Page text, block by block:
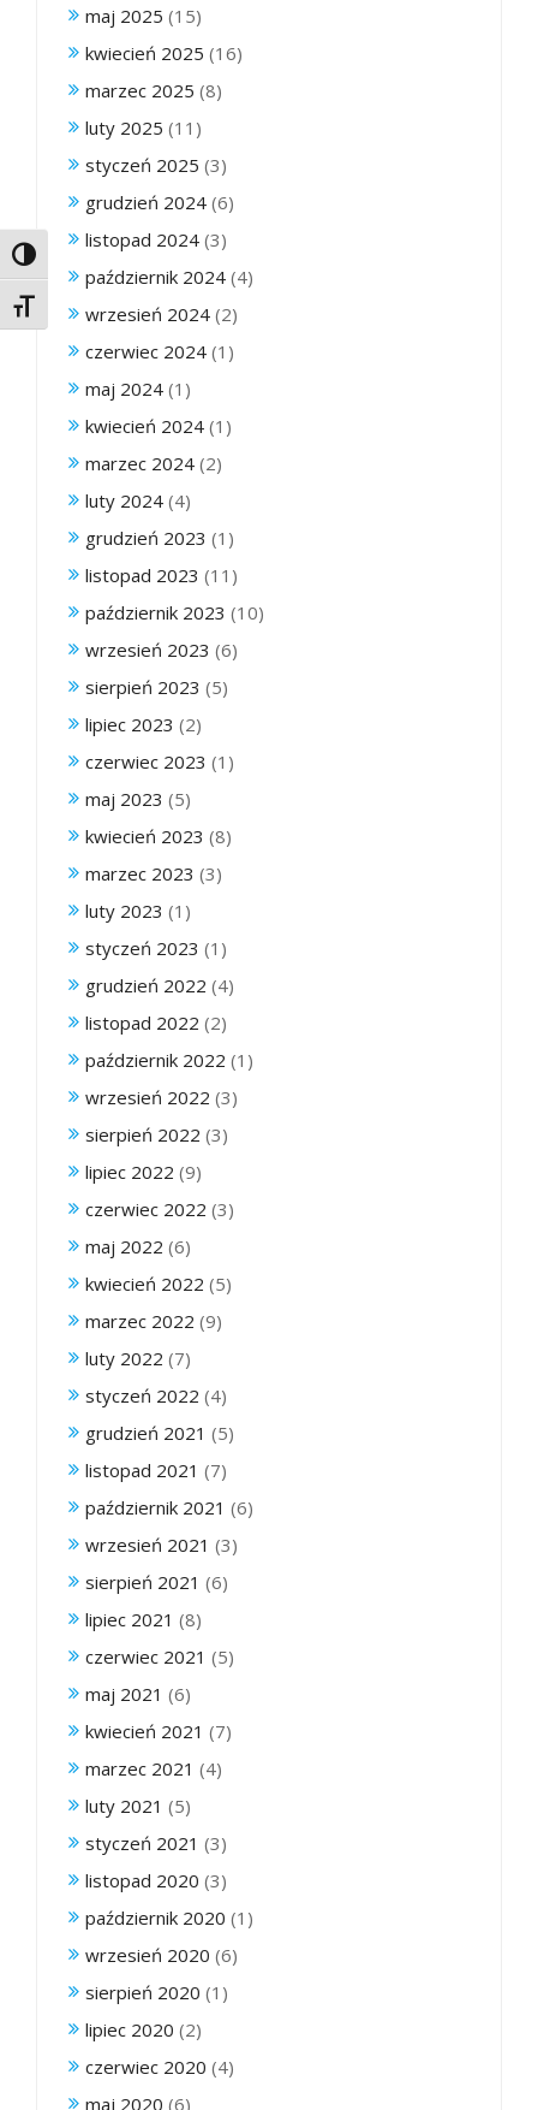
Toggle High Contrast
Toggle Font size
maj 2025 (15)
kwiecień 2025 (16)
marzec 2025 (8)
luty 2025 (11)
styczeń 2025 (3)
grudzień 2024 (6)
listopad 2024 (3)
październik 2024 (4)
wrzesień 2024 (2)
czerwiec 2024 (1)
maj 2024 (1)
kwiecień 2024 (1)
marzec 2024 (2)
luty 2024 (4)
grudzień 2023 (1)
listopad 2023 (11)
październik 2023 (10)
wrzesień 2023 (6)
sierpień 2023 (5)
lipiec 2023 (2)
czerwiec 2023 (1)
maj 2023 (5)
kwiecień 2023 (8)
marzec 2023 (3)
luty 2023 (1)
styczeń 2023 (1)
grudzień 2022 (4)
listopad 2022 (2)
październik 2022 (1)
wrzesień 2022 (3)
sierpień 2022 (3)
lipiec 2022 (9)
czerwiec 2022 (3)
maj 2022 (6)
kwiecień 2022 (5)
marzec 2022 (9)
luty 2022 (7)
styczeń 2022 (4)
grudzień 2021 (5)
listopad 2021 (7)
październik 2021 (6)
wrzesień 2021 (3)
sierpień 2021 (6)
lipiec 2021 (8)
czerwiec 2021 (5)
maj 2021 (6)
kwiecień 2021 (7)
marzec 2021 (4)
luty 2021 (5)
styczeń 2021 (3)
listopad 2020 (3)
październik 2020 (1)
wrzesień 2020 (6)
sierpień 2020 (1)
lipiec 2020 (2)
czerwiec 2020 (4)
maj 2020 (6)